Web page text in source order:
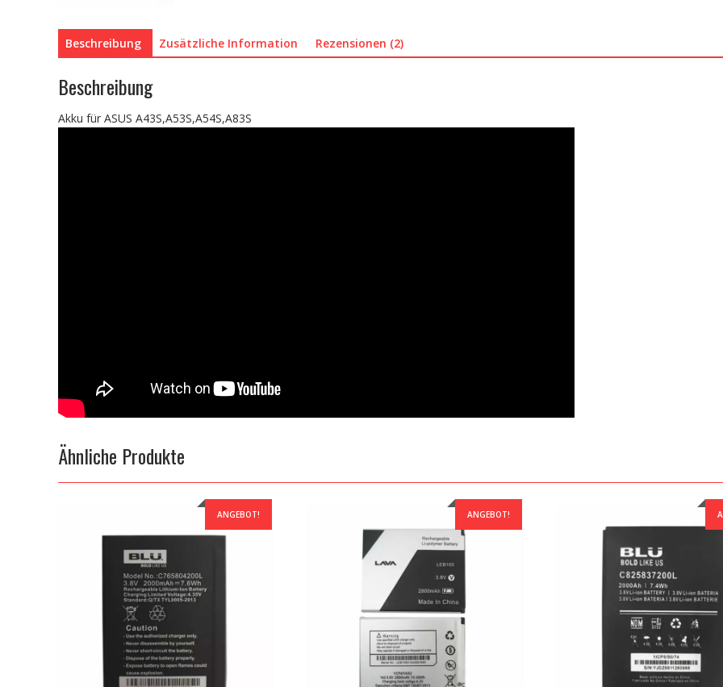
Beschreibung Zusätzliche Information Rezensionen (2)
Beschreibung
Akku für ASUS A43S,A53S,A54S,A83S
Ähnliche Produkte
ANGEBOT! ANGEBOT!